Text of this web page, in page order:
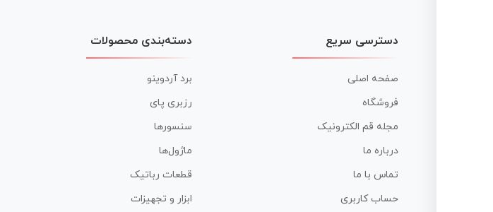
دسترسی سریع
صفحه اصلی
فروشگاه
مجله قم الکترونیک
درباره ما
تماس با ما
حساب کاربری
دسته‌بندی محصولات
برد آردوینو
رزبری پای
سنسورها
ماژول‌ها
قطعات رباتیک
ابزار و تجهیزات